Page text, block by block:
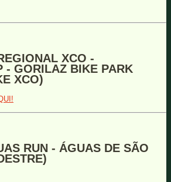
XCO -
- GORILAZ BIKE PARK
XCO)
RUN - ÁGUAS DE SÃO